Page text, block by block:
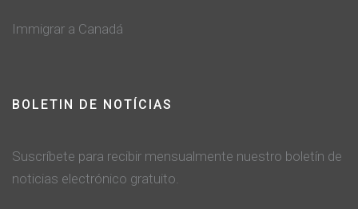
Immigrar a Canadá
BOLETIN DE NOTÍCIAS
Suscríbete para recibir mensualmente nuestro boletín de
noticias electrónico gratuito.